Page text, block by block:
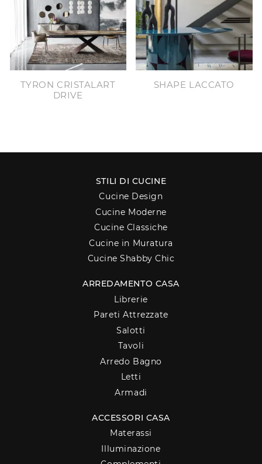
TYRON CRISTALART
DRIVE
SHAPE LACCATO
STILI DI CUCINE
Cucine Design
Cucine Moderne
Cucine Classiche
Cucine in Muratura
Cucine Shabby Chic
ARREDAMENTO CASA
Librerie
Pareti Attrezzate
Salotti
Tavoli
Arredo Bagno
Letti
Armadi
ACCESSORI CASA
Materassi
Illuminazione